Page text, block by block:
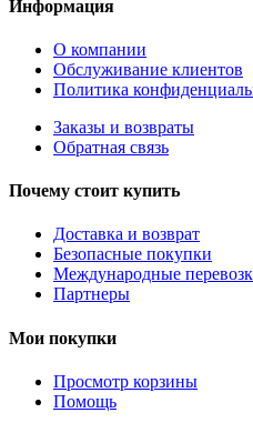
Информация
О компании
Обслуживание клиентов
Политика
Заказы и возвраты
Обратная связь
Почему стоит купить
Доставка и возврат
Безопасные покупки
Международные
Партнеры
Мои покупки
Просмотр корзины
Помощь